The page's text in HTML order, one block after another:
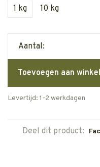
1 kg 10 kg
Aantal:
Toevoegen aan
Levertijd: 1-2 werkdagen
Deel dit product: